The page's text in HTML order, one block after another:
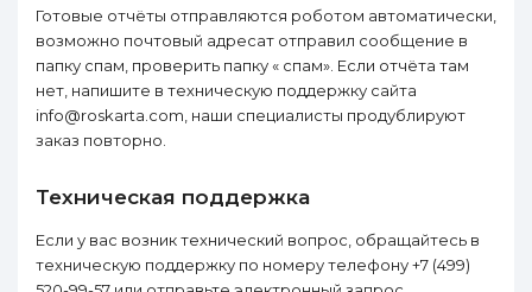
Готовые отчёты отправляются роботом автоматически,
возможно почтовый адресат отправил сообщение в
папку спам, проверить папку « спам». Если отчёта там
нет, напишите в техническую поддержку сайта
info@roskarta.com, наши специалисты продублируют
заказ повторно.
Техническая поддержка
Если у вас возник технический вопрос, обращайтесь в
техническую поддержку по номеру телефону +7 (499)